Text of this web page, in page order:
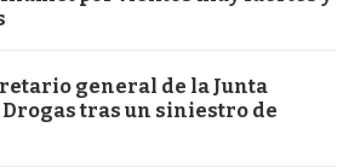
general de la Junta
tras un siniestro de